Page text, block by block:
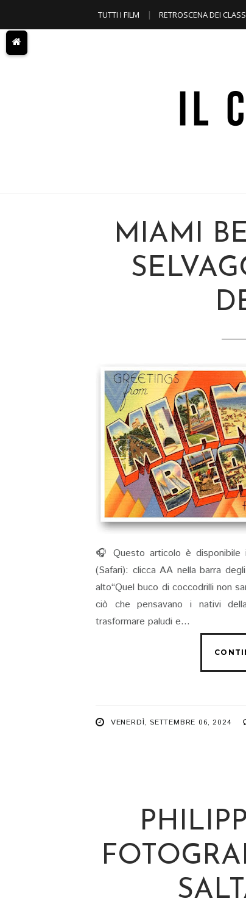
TUTTI I FILM RETROSCENA DEI
MIAMI
🎧 Questo articolo è disponibile
(Safari): clicca AA nella barra
alto“Quel buco di coccodrilli non
ciò che pensavano i nativi
trasformare paludi e...
VENERDÌ, SETTEMBRE 06, 2024